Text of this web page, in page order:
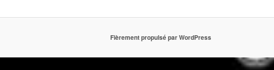
Fièrement propulsé par WordPress